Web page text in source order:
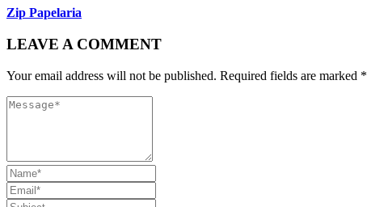
Zip Papelaria
LEAVE A COMMENT
Your email address will not be published. Required fields are marked *